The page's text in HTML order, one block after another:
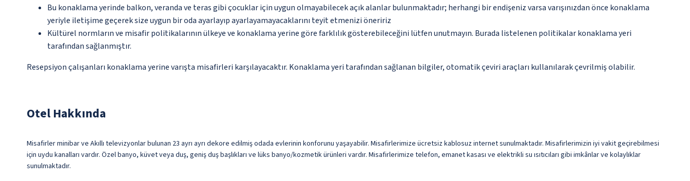
Bu konaklama yerinde balkon, veranda ve teras gibi çocuklar için uygun olmayabilecek açık alanlar bulunmaktadır; herhangi bir endişeniz varsa varışınızdan önce konaklama
yeriyle iletişime geçerek size uygun bir oda ayarlayıp ayarlayamayacaklarını teyit etmenizi öneririz
Kültürel normların ve misafir politikalarının ülkeye ve konaklama yerine göre farklılık gösterebileceğini lütfen unutmayın. Burada listelenen politikalar konaklama yeri
tarafından sağlanmıştır.
Resepsiyon çalışanları konaklama yerine varışta misafirleri karşılayacaktır. Konaklama yeri tarafından sağlanan bilgiler, otomatik çeviri araçları kullanılarak çevrilmiş olabilir.
Otel Hakkında
Misafirler minibar ve Akıllı televizyonlar bulunan 23 ayrı ayrı dekore edilmiş odada evlerinin konforunu yaşayabilir. Misafirlerimize ücretsiz kablosuz internet sunulmaktadır. Misafirlerimizin iyi vakit geçirebilmesi
için uydu kanalları vardır. Özel banyo, küvet veya duş, geniş duş başlıkları ve lüks banyo/kozmetik ürünleri vardır. Misafirlerimize telefon, emanet kasası ve elektrikli su ısıtıcıları gibi imkânlar ve kolaylıklar
sunulmaktadır.